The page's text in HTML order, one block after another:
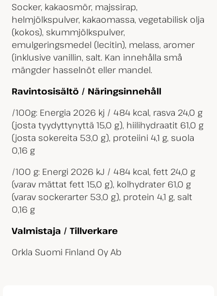
Socker, kakaosmör, majssirap,
helmjölkspulver, kakaomassa, vegetabilisk olja
(kokos), skummjölkspulver,
emulgeringsmedel (lecitin), melass, aromer
(inklusive vanillin, salt. Kan innehålla små
mängder hasselnöt eller mandel.
Ravintosisältö / Näringsinnehåll
/100g: Energia 2026 kj / 484 kcal, rasva 24,0 g
(josta tyydyttynyttä 15,0 g), hiilihydraatit 61,0 g
(josta sokereita 53,0 g), proteiini 4,1 g, suola
0,16 g
/100 g: Energi 2026 kJ / 484 kcal, fett 24,0 g
(varav mättat fett 15,0 g), kolhydrater 61,0 g
(varav sockerarter 53,0 g), protein 4,1 g, salt
0,16 g
Valmistaja / Tillverkare
Orkla Suomi Finland Oy Ab